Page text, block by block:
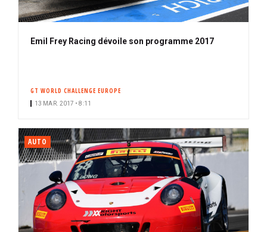
Emil Frey Racing dévoile son programme 2017
GT WORLD CHALLENGE EUROPE
13 MAR. 2017 • 8:11
AUTO